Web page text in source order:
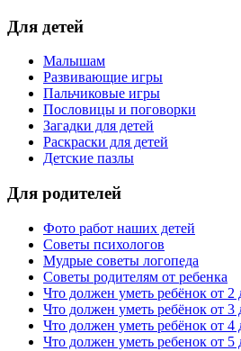
Для детей
Малышам
Развивающие игры
Пальчиковые игры
Пословицы и поговорки
Загадки для детей
Раскраски для детей
Детские пазлы
Для родителей
Фото работ наших детей
Советы психологов
Мудрые советы логопеда
Советы родителям от ребенка
Что должен уметь ребёнок от 2
Что должен уметь ребёнок от 3
Что должен уметь ребёнок от 4
Что должен уметь ребенок от 5